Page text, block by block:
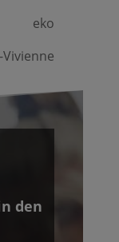
eko
Vivienne
den